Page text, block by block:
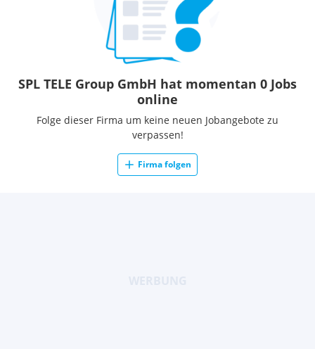
SPL TELE Group GmbH hat momentan 0 Jobs
online
Folge dieser Firma um keine neuen Jobangebote zu
verpassen!
Firma folgen